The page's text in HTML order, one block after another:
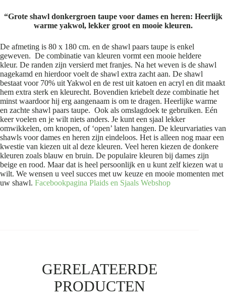
“Grote shawl donkergroen taupe voor dames en heren: Heerlijk
warme yakwol, lekker groot en mooie kleuren.
De afmeting is 80 x 180 cm. en de shawl paars taupe is enkel
geweven. De combinatie van kleuren vormt een mooie heldere
kleur. De randen zijn versierd met franjes. Na het weven is de shawl
nagekamd en hierdoor voelt de shawl extra zacht aan. De shawl
bestaat voor 70% uit Yakwol en de rest uit katoen en acryl en dit maakt
hem extra sterk en kleurecht. Bovendien kriebelt deze combinatie het
minst waardoor hij erg aangenaam is om te dragen. Heerlijke warme
en zachte shawl paars taupe. Ook als omslagdoek te gebruiken. Eén
keer voelen en je wilt niets anders. Je kunt een sjaal lekker
omwikkelen, om knopen, of ‘open’ laten hangen. De kleurvariaties van
shawls voor dames en heren zijn eindeloos. Het is alleen nog maar een
kwestie van kiezen uit al deze kleuren. Veel heren kiezen de donkere
kleuren zoals blauw en bruin. De populaire kleuren bij dames zijn
beige en rood. Maar dat is heel persoonlijk en u kunt zelf kiezen wat u
wilt. We wensen u veel succes met uw keuze en mooie momenten met
uw shawl. Facebookpagina Plaids en Sjaals Webshop
GERELATEERDE
PRODUCTEN